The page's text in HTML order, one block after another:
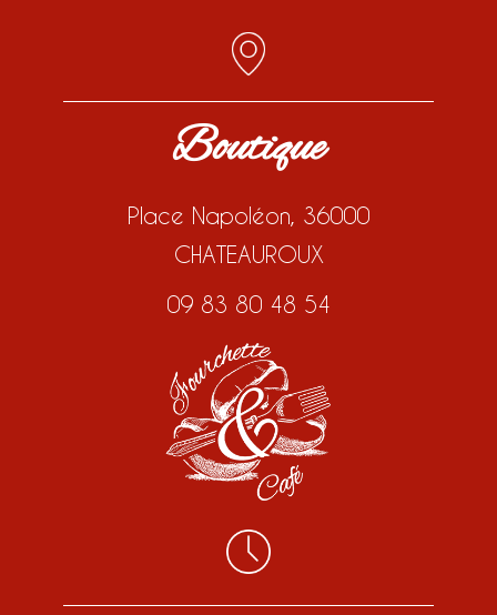
Boutique
Place Napoléon, 36000
CHATEAUROUX
09 83 80 48 54